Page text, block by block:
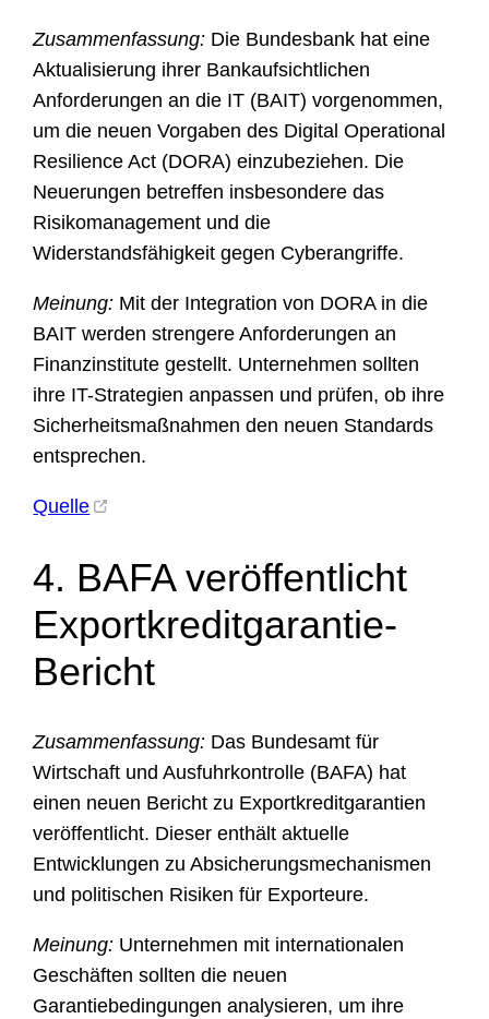
Zusammenfassung: Die Bundesbank hat eine
Aktualisierung ihrer Bankaufsichtlichen
Anforderungen an die IT (BAIT) vorgenommen,
um die neuen Vorgaben des Digital Operational
Resilience Act (DORA) einzubeziehen. Die
Neuerungen betreffen insbesondere das
Risikomanagement und die
Widerstandsfähigkeit gegen Cyberangriffe.
Meinung: Mit der Integration von DORA in die
BAIT werden strengere Anforderungen an
Finanzinstitute gestellt. Unternehmen sollten
ihre IT-Strategien anpassen und prüfen, ob ihre
Sicherheitsmaßnahmen den neuen Standards
entsprechen.
Quelle
4. BAFA veröffentlicht
Exportkreditgarantie-
Bericht
Zusammenfassung: Das Bundesamt für
Wirtschaft und Ausfuhrkontrolle (BAFA) hat
einen neuen Bericht zu Exportkreditgarantien
veröffentlicht. Dieser enthält aktuelle
Entwicklungen zu Absicherungsmechanismen
und politischen Risiken für Exporteure.
Meinung: Unternehmen mit internationalen
Geschäften sollten die neuen
Garantiebedingungen analysieren, um ihre